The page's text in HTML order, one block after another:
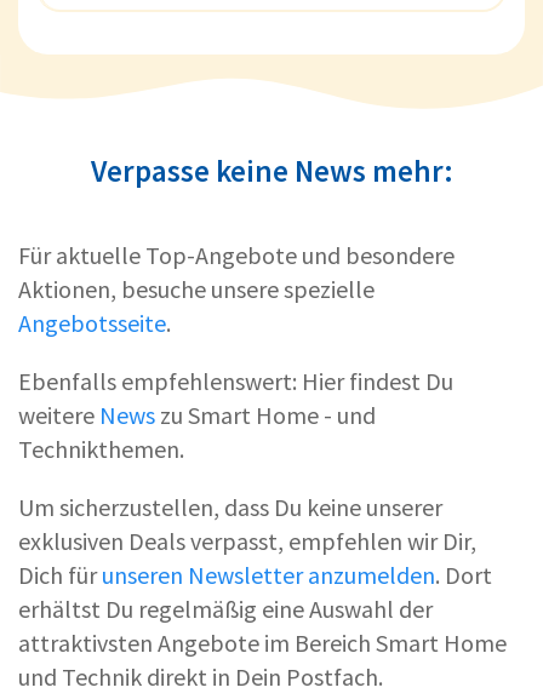
Verpasse keine News mehr:
Für aktuelle Top-Angebote und besondere
Aktionen, besuche unsere spezielle
Angebotsseite.
Ebenfalls empfehlenswert: Hier findest Du
weitere News zu Smart Home - und
Technikthemen.
Um sicherzustellen, dass Du keine unserer
exklusiven Deals verpasst, empfehlen wir Dir,
Dich fürunseren Newsletter anzumelden. Dort
erhältst Du regelmäßig eine Auswahl der
attraktivsten Angebote im Bereich Smart Home
und Technik direkt in Dein Postfach.